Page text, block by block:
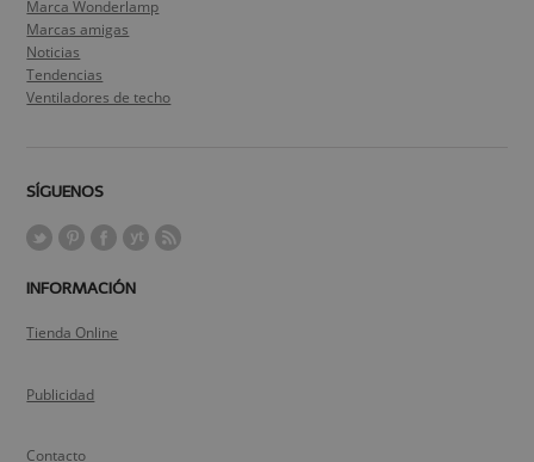
Marca Wonderlamp
Marcas amigas
Noticias
Tendencias
Ventiladores de techo
SÍGUENOS
INFORMACIÓN
Tienda Online
Publicidad
Contacto